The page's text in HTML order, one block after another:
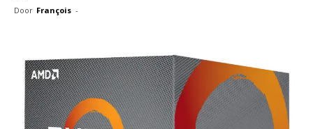
Door François -